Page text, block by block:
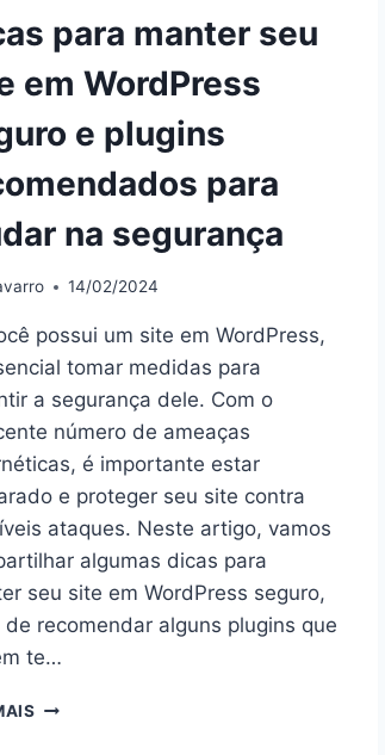
para manter seu
em WordPress
e plugins
para
na segurança
14/02/2024
possui um site em WordPress,
tomar medidas para
a segurança dele. Com o
número de ameaças
é importante estar
e proteger seu site contra
ataques. Neste artigo, vamos
algumas dicas para
seu site em WordPress seguro,
de recomendar alguns plugins que
te…